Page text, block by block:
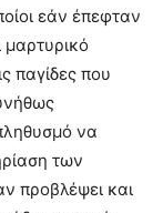
εάν έπεφταν
παγίδες που
να
των
προβλέψει και